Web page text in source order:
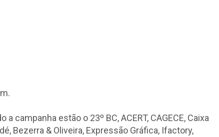
campanha estão o 23º BC, ACERT, CAGECE, Caixa
Bezerra & Oliveira, Expressão Gráfica, Ifactory,